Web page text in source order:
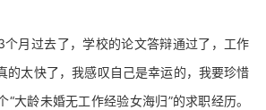
过去了，学校的论文答辩通过了，工作
的太快了，我感叹自己是幸运的，我要珍惜
“大龄未婚无工作经验女海归”的求职经历。